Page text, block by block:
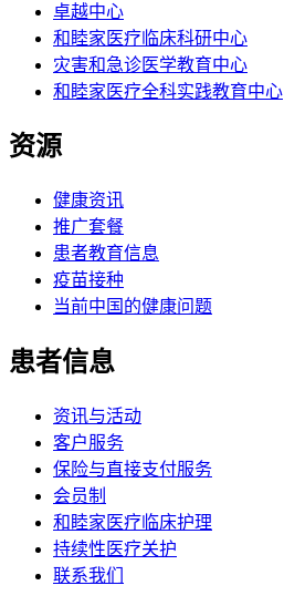
卓越中心
和睦家医疗临床科研中心
灾害和急诊医学教育中心
和睦家医疗全科实践教育中心
资源
健康资讯
推广套餐
患者教育信息
疫苗接种
当前中国的健康问题
患者信息
资讯与活动
客户服务
保险与直接支付服务
会员制
和睦家医疗临床护理
持续性医疗关护
联系我们